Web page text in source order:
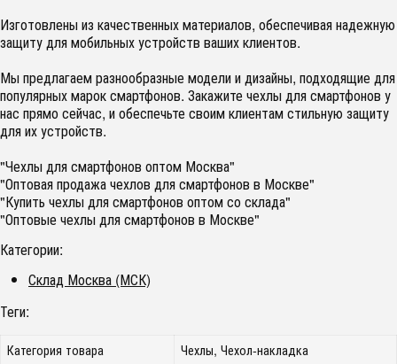
Изготовлены из качественных материалов, обеспечивая надежную
защиту для мобильных устройств ваших клиентов.
Мы предлагаем разнообразные модели и дизайны, подходящие для
популярных марок смартфонов. Закажите чехлы для смартфонов у
нас прямо сейчас, и обеспечьте своим клиентам стильную защиту
для их устройств.
"Чехлы для смартфонов оптом Москва"
"Оптовая продажа чехлов для смартфонов в Москве"
"Купить чехлы для смартфонов оптом со склада"
"Оптовые чехлы для смартфонов в Москве"
Категории:
Склад Москва (МСК)
Теги:
Категория товара Чехлы, Чехол-накладка